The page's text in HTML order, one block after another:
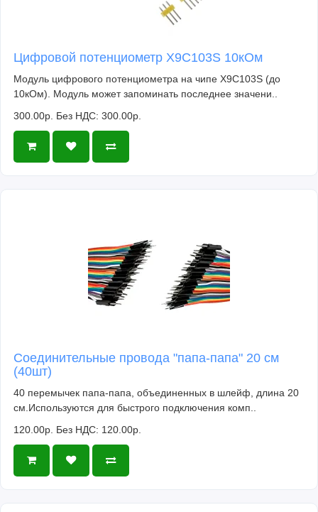
Цифровой потенциометр X9C103S 10кОм
Модуль цифрового потенциометра на чипе X9C103S (до
10кОм). Модуль может запоминать последнее значени..
300.00р. Без НДС: 300.00р.
Соединительные провода "папа-папа" 20 см
(40шт)
40 перемычек папа-папа, объединенных в шлейф, длина 20
см.Используются для быстрого подключения комп..
120.00р. Без НДС: 120.00р.